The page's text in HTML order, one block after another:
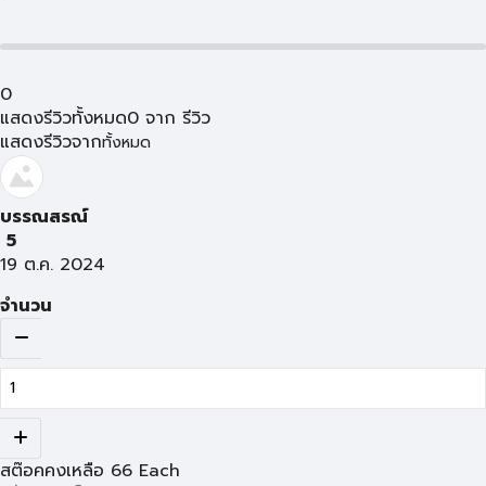
0
แสดงรีวิวทั้งหมด0 จาก รีวิว
แสดงรีวิวจากทั้งหมด
บรรณสรณ์
5
19 ต.ค. 2024
จำนวน
สต๊อคคงเหลือ 66 Each